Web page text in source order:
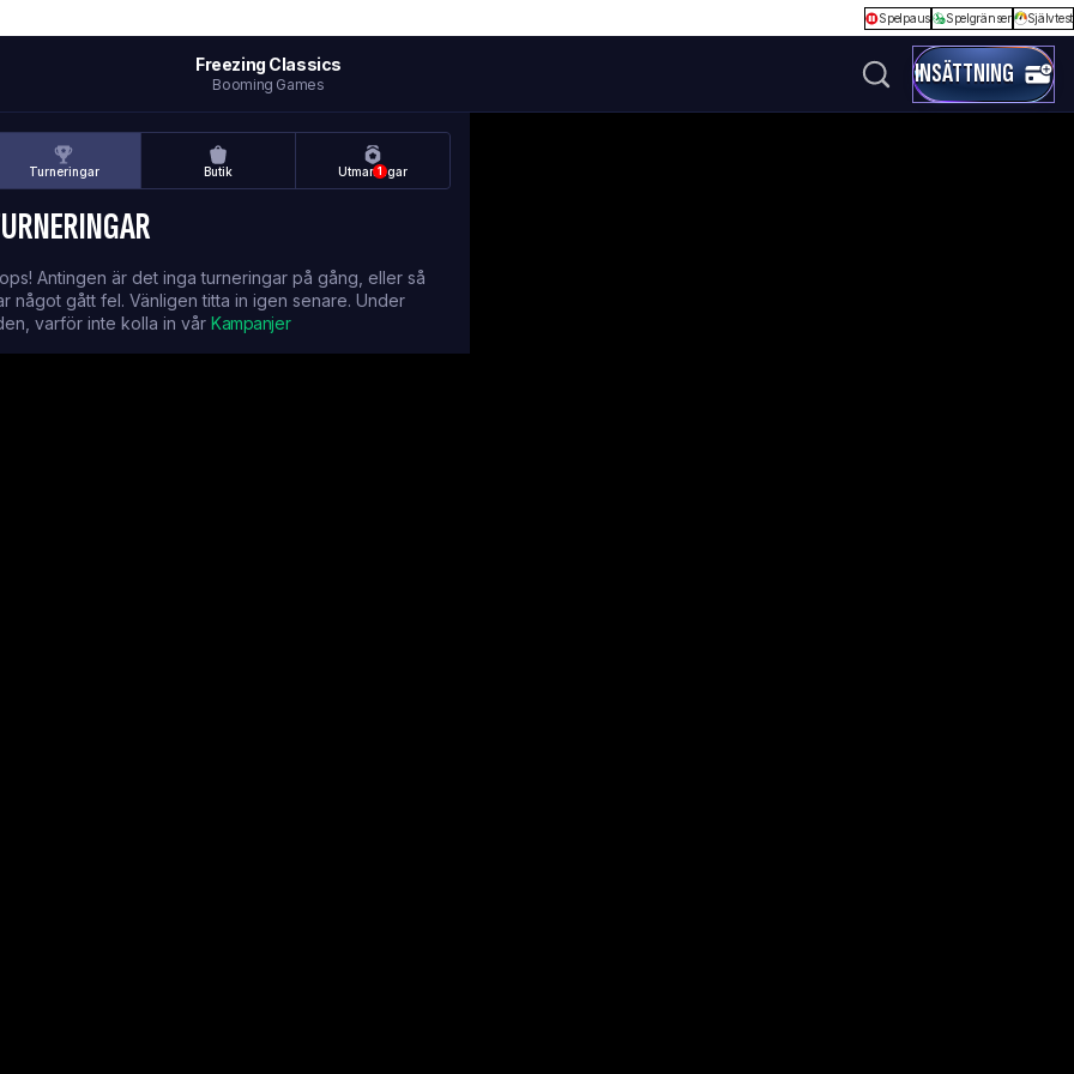
Spelpaus Spelgränser Självtest
Freezing Classics
Booming Games INSÄTTNING
Turneringar Butik 1
Utmaningar
Antingen är det inga turneringar på gång, eller så
något gått fel. Vänligen titta in igen senare. Under
varför inte kolla in vår Kampanjer